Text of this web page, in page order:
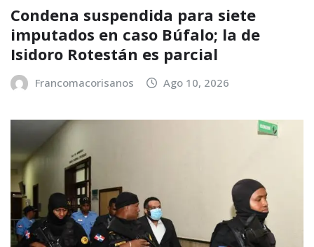
Condena suspendida para siete
imputados en caso Búfalo; la de
Isidoro Rotestán es parcial
Francomacorisanos Ago 10, 2026